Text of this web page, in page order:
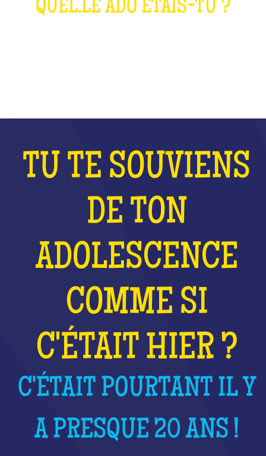
QUEL.LE ADO ÉTAIS-TU ?
TU TE SOUVIENS
DE TON
ADOLESCENCE
COMME SI
C'ÉTAIT HIER ?
C'ÉTAIT POURTANT IL Y
A PRESQUE 20 ANS !